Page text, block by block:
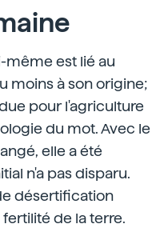
même est lié au
moins à son origine;
pour l'agriculture
du mot. Avec le
elle a été
n'a pas disparu.
désertification
de la terre.